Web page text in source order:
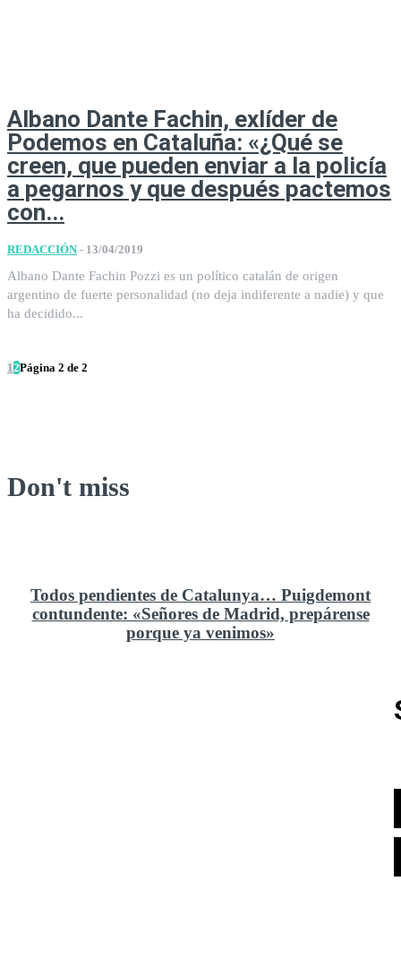
Albano Dante Fachin, exlíder de
Podemos en Cataluña: «¿Qué se
creen, que pueden enviar a la policía
a pegarnos y que después pactemos
con...
REDACCIÓN - 13/04/2019
Albano Dante Fachin Pozzi es un político catalán de origen
argentino de fuerte personalidad (no deja indiferente a nadie) y que
ha decidido...
12Página 2 de 2
Don't miss
Todos pendientes de Catalunya… Puigdemont
contundente: «Señores de Madrid, prepárense
porque ya venimos»